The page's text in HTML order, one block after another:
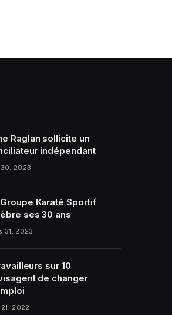
Raglan sollicite un
indépendant
30, 2023
Karaté Sportif
ses 30 ans
31, 2023
sur 10
de changer
2022